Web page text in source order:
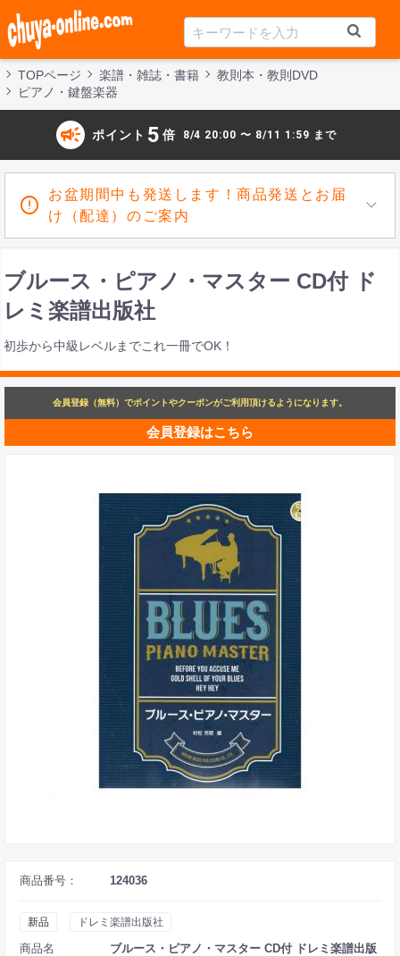
TOPページ 楽譜・雑誌・書籍
教則本・教則DVD
ピアノ・鍵盤楽器
campaign ポイント 5 倍 8/4 20:00 〜 8/11 1:59 まで
お盆期間中も発送します！商品発送とお届
け（配達）のご案内
ブルース・ピアノ・マスター CD付 ド
レミ楽譜出版社
初歩から中級レベルまでこれ一冊でOK！
会員登録（無料）でポイントやクーポンがご利用頂けるようになります。
会員登録はこちら
商品番号： 124036
新品 ドレミ楽譜出版社
商品名
ブルース・ピアノ・マスター CD付 ドレミ楽譜出版